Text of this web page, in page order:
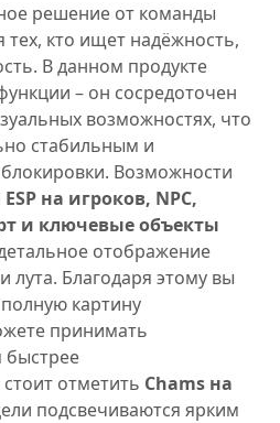
решение от команды
тех, кто ищет надёжность,
В данном продукте
– он сосредоточен
возможностях, что
стабильным и
Возможности
ESP на игроков, NPC,
и ключевые объекты
отображение
лута. Благодаря этому вы
полную картину
принимать
быстрее
отметить Chams на
подсвечиваются ярким